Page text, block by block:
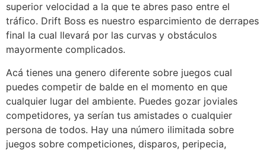
superior velocidad a la que te abres paso entre el
tráfico. Drift Boss es nuestro esparcimiento de derrapes
final la cual llevará por las curvas y obstáculos
mayormente complicados.
Acá tienes una genero diferente sobre juegos cual
puedes competir de balde en el momento en que
cualquier lugar del ambiente. Puedes gozar joviales
competidores, ya serían tus amistades o cualquier
persona de todos. Hay una número ilimitada sobre
juegos sobre competiciones, disparos, peripecia,